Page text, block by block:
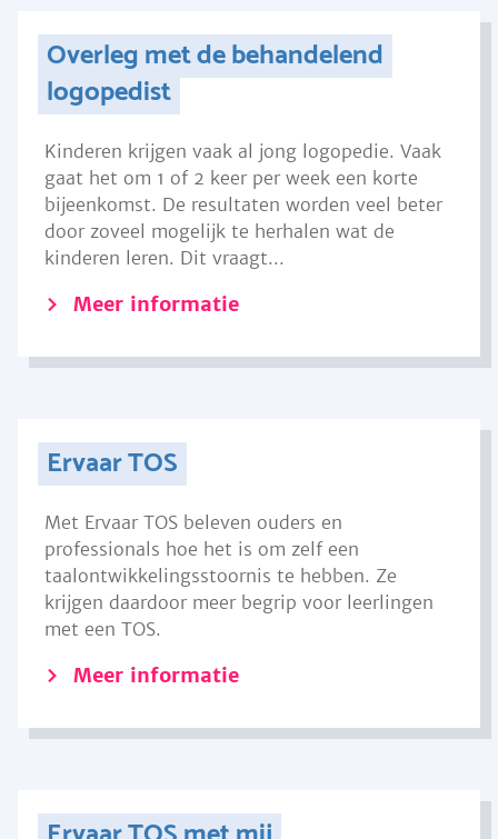
Overleg met de behandelend
logopedist
Kinderen krijgen vaak al jong logopedie. Vaak
gaat het om 1 of 2 keer per week een korte
bijeenkomst. De resultaten worden veel beter
door zoveel mogelijk te herhalen wat de
kinderen leren. Dit vraagt...
Meer informatie
Ervaar TOS
Met Ervaar TOS beleven ouders en
professionals hoe het is om zelf een
taalontwikkelingsstoornis te hebben. Ze
krijgen daardoor meer begrip voor leerlingen
met een TOS.
Meer informatie